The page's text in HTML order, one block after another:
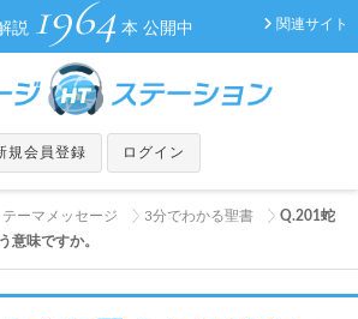
関連サイト
説 1964 本 公開中
規会員登録 ログイン
テーマメッセージ 3分でわかる聖書
Q.201蛇
意味ですか。